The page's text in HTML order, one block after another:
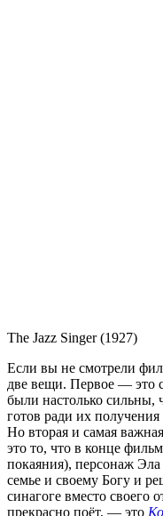
The Jazz Singer (1927)
Если вы не смотрели
две вещи. Первое — это
были настолько
готов ради их
Но вторая и самая
это то, что в конце
покаяния), персонаж
семье и своему Богу и
синагоге вместо своего
прекрасно поёт, — это